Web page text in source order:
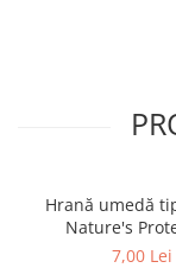
Hrană umedă
Nature's
Superior Care
7,00 Lei